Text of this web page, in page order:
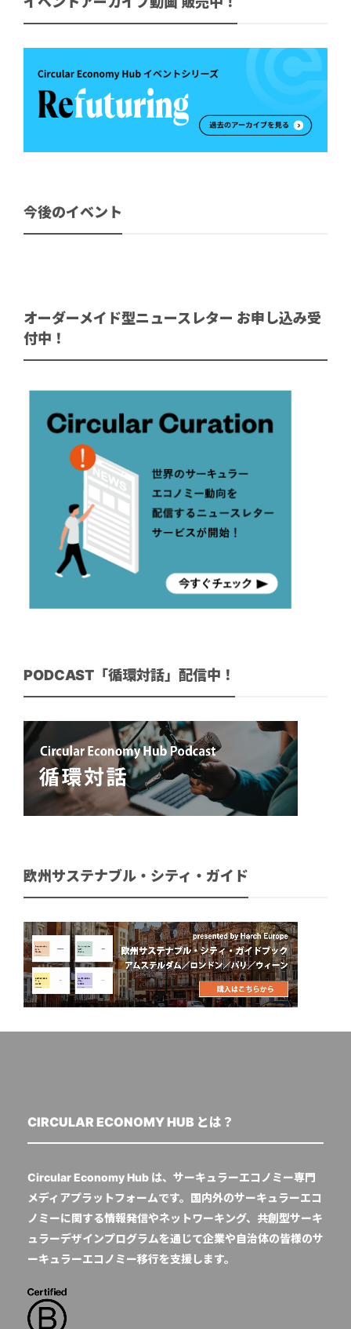
今後のイベント
オーダーメイド型ニュースレター お申し込み受
付中！
PODCAST「循環対話」配信中！
欧州サステナブル・シティ・ガイド
CIRCULAR ECONOMY HUB とは？
Circular Economy Hub は、サーキュラーエコノミー専門
メディアプラットフォームです。国内外のサーキュラーエコ
ノミーに関する情報発信やネットワーキング、共創型サーキ
ュラーデザインプログラムを通じて企業や自治体の皆様のサ
ーキュラーエコノミー移行を支援します。